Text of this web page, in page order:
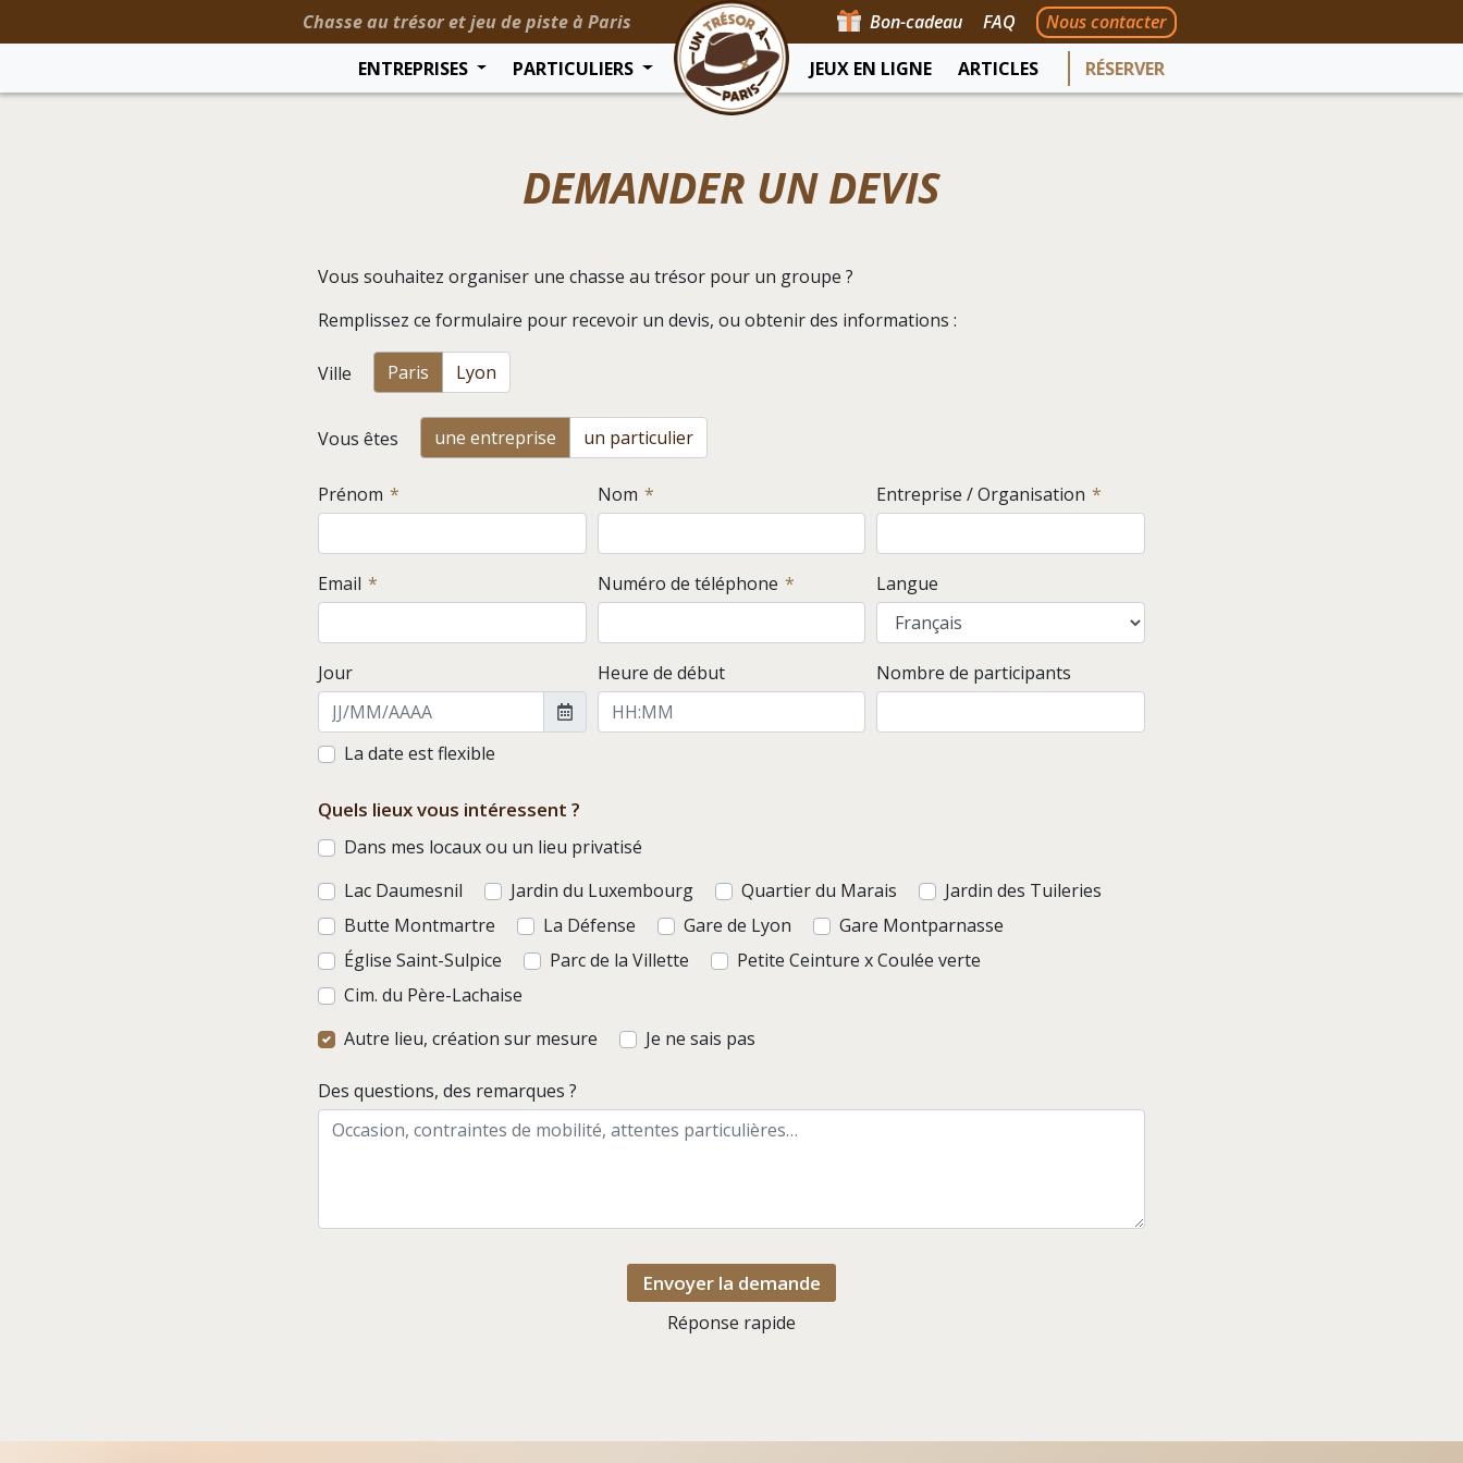
Chasse au trésor et jeu de piste à Paris Bon-cadeau FAQ
Nous contacter
ENTREPRISES
PARTICULIERS JEUX EN LIGNE ARTICLES RÉSERVER
DEMANDER UN DEVIS
Vous souhaitez organiser une chasse au trésor pour un groupe ?
Remplissez ce formulaire pour recevoir un devis, ou obtenir des informations :
Ville Paris Lyon
Vous êtes une entreprise un particulier
Prénom Nom Entreprise / Organisation
Email Numéro de téléphone Langue
Jour
La date est flexible
Heure de début Nombre de participants
Quels lieux vous intéressent ?
Dans mes locaux ou un lieu privatisé
Lac Daumesnil
Jardin du Luxembourg Quartier du Marais
Jardin des Tuileries
Butte Montmartre
La Défense Gare de Lyon
Gare Montparnasse
Église Saint-Sulpice
Parc de la Villette
Petite Ceinture x Coulée verte
Cim. du Père-Lachaise
Autre lieu, création sur mesure
Je ne sais pas
Des questions, des remarques ?
Envoyer la demande
Réponse rapide